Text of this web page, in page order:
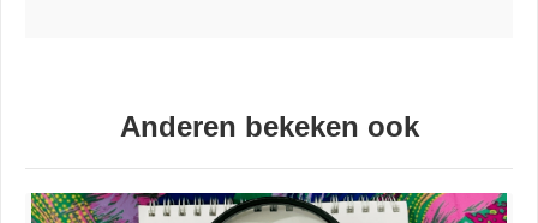
Anderen bekeken ook